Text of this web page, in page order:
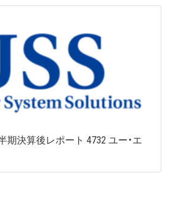
期決算後レポート 4732 ユー・エ